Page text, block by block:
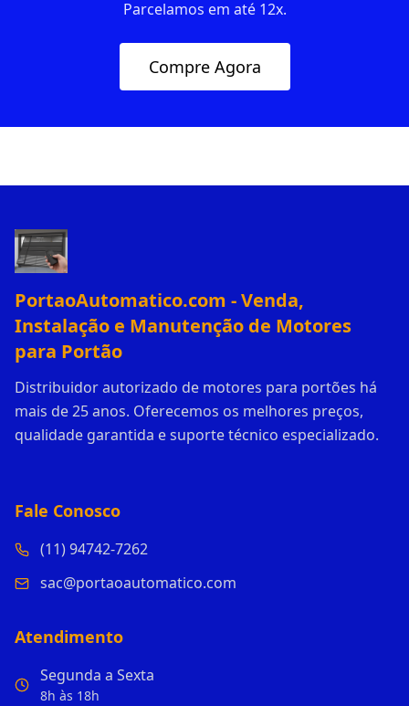
Parcelamos em até 12x.
Compre Agora
PortaoAutomatico.com - Venda,
Instalação e Manutenção de Motores
para Portão
Distribuidor autorizado de motores para portões há
mais de 25 anos. Oferecemos os melhores preços,
qualidade garantida e suporte técnico especializado.
Fale Conosco
(11) 94742-7262
sac@portaoautomatico.com
Atendimento
Segunda a Sexta
8h às 18h